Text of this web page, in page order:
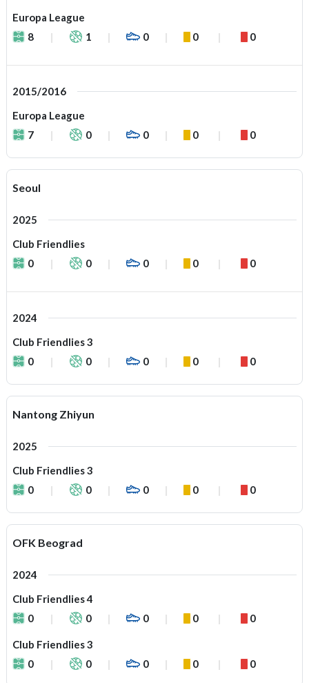
Europa League
8
1 0 0 0
2015/2016
Europa League
7
0 0 0 0
Seoul
2025
Club Friendlies
0
0 0 0 0
2024
Club Friendlies 3
0
0 0 0 0
Nantong Zhiyun
2025
Club Friendlies 3
0
0 0 0 0
OFK Beograd
2024
Club Friendlies 4
0
0 0 0 0
Club Friendlies 3
0
0 0 0 0